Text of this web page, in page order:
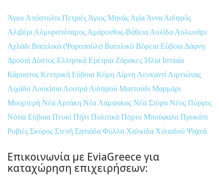
Άγιοι Απόστολοι Πετριές Άγιος Μηνάς Αγία Άννα Αιδηψός
Αλιβέρι Αλμυροπόταμος Αμάρυνθος-Βάθεια Αυλίδα Αυλωνάρι
Αχλάδι Βασιλικά (Ψαροπούλι) Βασιλικό Βόρεια Εύβοια Δάφνη
Δροσιά Δύστος Ελληνικά Ερέτρια ΖάρακεςΉλια Ιστιαία
Κάρυστος Κεντρική Εύβοια Κύμη Λίμνη Λευκαντί Λιμνιώνας
Λιχάδα Λουκίσια Λουτρά Αιδηψού Μαντούδι Μαρμάρι
Μουρτερή Νέα Αρτάκη Νέα Λάμψακος Νέα Στύρα Νέος Πύργος
Νότια Εύβοια Πευκί Πήλι Πολιτικά Πόρτο Μπούφαλο Προκόπι
Ροβιές Σκύρος Στενή Σηπιάδα Φύλλα Χαλκίδα Χιλιαδού Ψαχνά
Επικοινωνία με EviaGreece για
καταχώρηση επιχειρήσεων: